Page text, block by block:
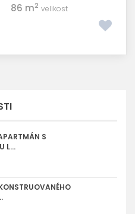
86 m2 velikost
S
L...